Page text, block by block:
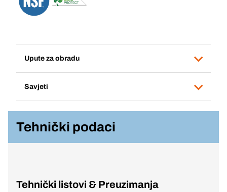
Upute za obradu
Savjeti
Tehnički podaci
Tehnički listovi & Preuzimanja